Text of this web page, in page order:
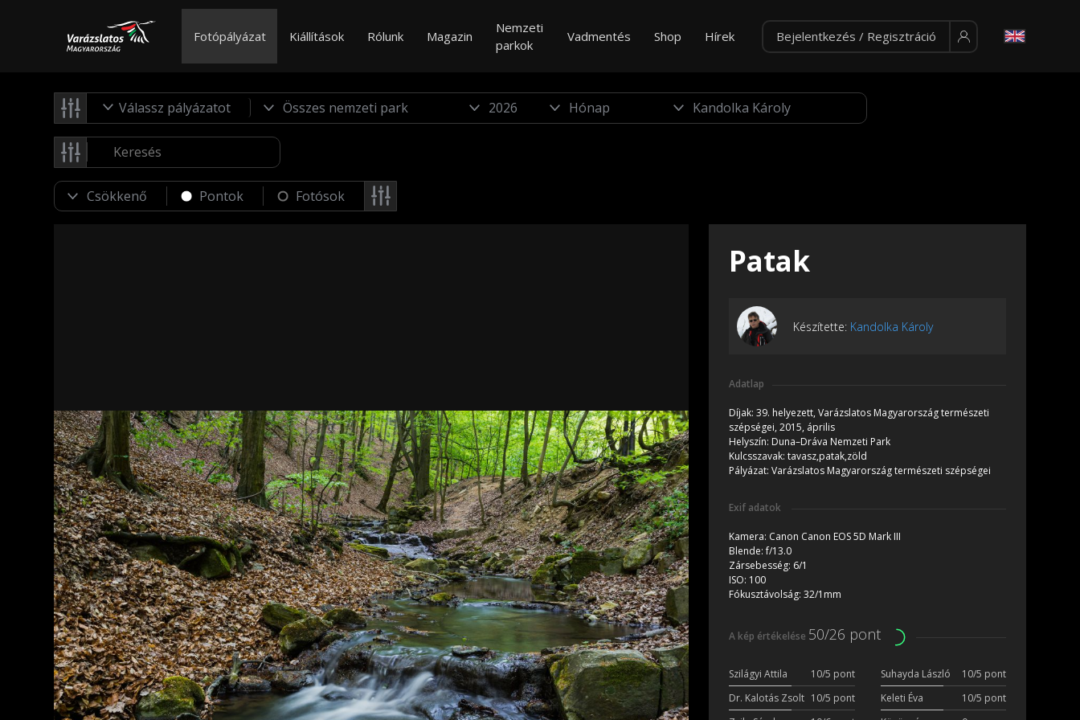
Fotópályázat Kiállítások Rólunk Magazin
Nemzeti
parkok
Vadmentés Shop Hírek Bejelentkezés / Regisztráció
Válassz pályázatot
Pontok Fotósok
Patak
Készítette: Kandolka Károly
Adatlap
Díjak: 39. helyezett, Varázslatos Magyarország természeti
szépségei, 2015, április
Helyszín: Duna–Dráva Nemzeti Park
Kulcsszavak: tavasz,patak,zöld
Pályázat: Varázslatos Magyarország természeti szépségei
Exif adatok
Kamera: Canon Canon EOS 5D Mark III
Blende:f/13.0
Zársebesség: 6/1
ISO: 100
Fókusztávolság: 32/1mm
A kép értékelése 50/26 pont
Szilágyi Attila 10/5 pont Suhayda László
10/5 pont
Dr. Kalotás Zsolt 10/5 pont Keleti Éva
10/5 pont